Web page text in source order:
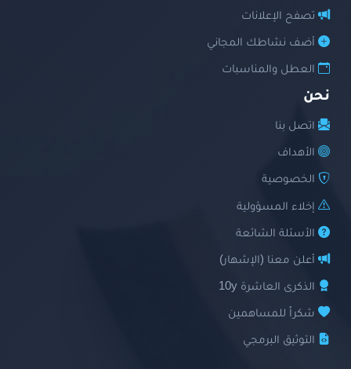
تصفح الإعلانات
أضف نشاطك المجاني
العطل والمناسبات
نحن
اتصل بنا
الأهداف
الخصوصية
إخلاء المسؤولية
الأسئلة الشائعة
أعلن معنا (الإشهار)
الذكرى العاشرة 10y
شكراً للمساهمين
التوثيق البرمجي